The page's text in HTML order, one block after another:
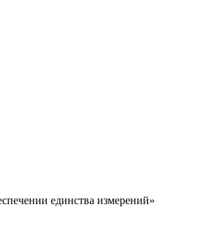
единства измерений»